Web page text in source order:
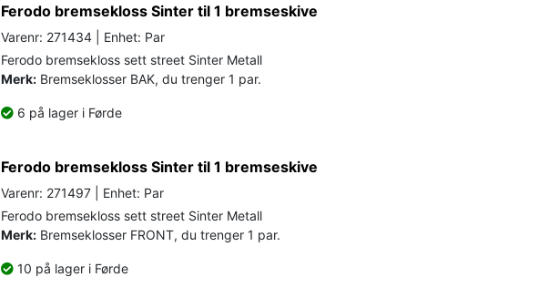
Ferodo bremsekloss Sinter til 1 bremseskive
Varenr: 271434 | Enhet: Par
Ferodo bremsekloss sett street Sinter Metall
Merk: Bremseklosser BAK, du trenger 1 par.
6 på lager i Førde
Ferodo bremsekloss Sinter til 1 bremseskive
Varenr: 271497 | Enhet: Par
Ferodo bremsekloss sett street Sinter Metall
Merk: Bremseklosser FRONT, du trenger 1 par.
10 på lager i Førde